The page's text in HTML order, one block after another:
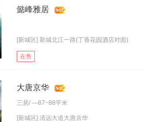
懿峰雅居
[新城区] 新城北江一路(丁香花园酒店对面)
在售
大唐京华
三居/ —87~88平米
[新城区] 清远大道大唐京华